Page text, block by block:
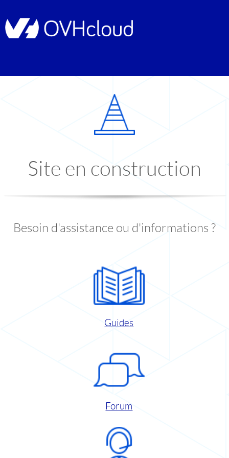
Site en construction
Besoin d'assistance ou d'informations ?
Guides
Forum